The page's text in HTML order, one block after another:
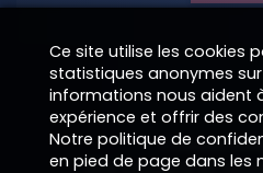
Clauses
—
Site infogéré et
Ce site utilise les cookies
statistiques anonymes sur
informations nous aident
expérience et offrir des
Notre politique de
en pied de page dans les